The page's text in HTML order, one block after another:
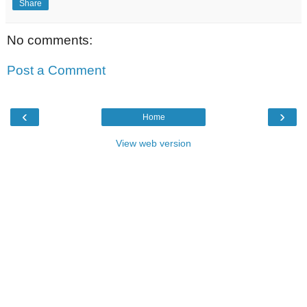
Share
No comments:
Post a Comment
‹ ›
Home
View web version